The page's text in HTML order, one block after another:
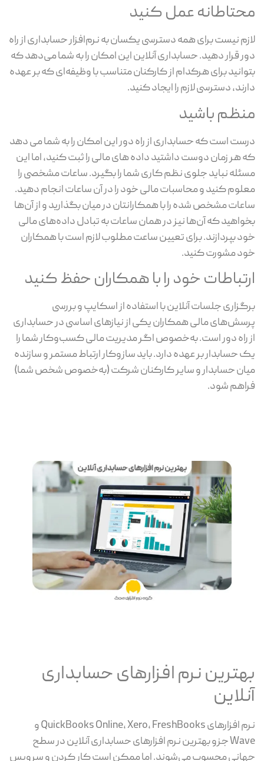
محتاطانه عمل کنید
لازم نیست برای همه دسترسی یکسان به نرم‌افزار حسابداری از راه
دور قرار دهید. حسابداری آنلاین این امکان را به شما می‌دهد که
بتوانید برای هرکدام از کارکنان متناسب با وظیفه‌ای که بر عهده
دارند، دسترسی لازم را ایجاد کنید.
منظم باشید
درست است که حسابداری از راه دور این امکان را به شما می دهد
که هر زمان دوست داشتید داده های مالی را ثبت کنید، اما این
مسئله نباید جلوی نظم کاری شما را بگیرد. ساعات مشخصی را
معلوم کنید و محاسبات مالی خود را در آن ساعات انجام دهید.
ساعات مشخص شده را با همکارانتان در میان بگذارید و از آن‌ها
بخواهید که آن‌ها نیز در همان ساعات به تبادل داده‌های مالی
خود بپردازند. برای تعیین ساعت مطلوب لازم است با همکاران
خود مشورت کنید.
ارتباطات خود را با همکاران حفظ کنید
برگزاری جلسات آنلاین با استفاده از اسکایپ و بررسی
پرسش‌های مالی همکاران یکی از نیازهای اساسی در حسابداری
از راه دور است. به‌خصوص اگر مدیریت مالی کسب‌وکار شما را
یک حسابدار بر عهده دارد. باید سازوکار ارتباط مستمر و سازنده
میان حسابدار و سایر کارکنان شرکت (به‌خصوص شخص شما)
فراهم شود.
بهترین نرم افزارهای حسابداری
آنلاین
نرم افزارهای QuickBooks Online، Xero، FreshBooks و
Wave جزو بهترین نرم افزارهای حسابداری آنلاین در سطح
جهانی محسوب می‌شوند. اما ممکن است کار کردن و سرویس